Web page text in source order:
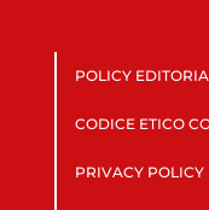
POLICY
CODICE ETICO
PRIVACY POLICY